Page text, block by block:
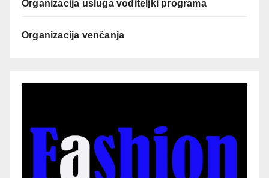
Organizacija usluga voditeljki programa
Organizacija venčanja